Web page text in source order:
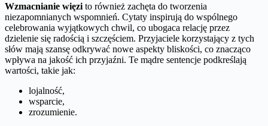
Wzmacnianie więzi to również zachęta do tworzenia
niezapomnianych wspomnień. Cytaty inspirują do wspólnego
celebrowania wyjątkowych chwil, co ubogaca relację przez
dzielenie się radością i szczęściem. Przyjaciele korzystający z tych
słów mają szansę odkrywać nowe aspekty bliskości, co znacząco
wpływa na jakość ich przyjaźni. Te mądre sentencje podkreślają
wartości, takie jak:
lojalność,
wsparcie,
zrozumienie.